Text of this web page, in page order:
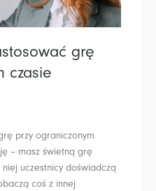
grę
czasie
przy ograniczonym
– masz świetną grę
uczestnicy doświadczą
coś z innej